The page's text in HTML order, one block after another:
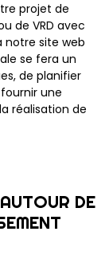
projet de
de VRD avec
notre site web
se fera un
de planifier
une
réalisation de
DE